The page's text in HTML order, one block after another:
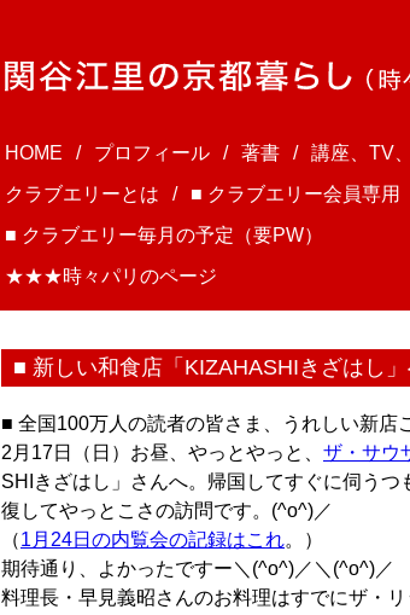
HOME プロフィール 著書
講座、TV
クラブエリーとは
■ クラブエリー会員専用
■ クラブエリー毎月の予定（要PW）
★★★時々パリのページ
■ 新しい和食店「KIZAHASHIきざはし
■ 全国100万人の読者の皆さま、うれしい新店
2月17日（日）お昼、やっとやっと、 ザ・サウ
SHIきざはし」さんへ。帰国してすぐに伺うつ
復してやっとこさの訪問です。(^o^)／
（1月24日の内覧会の記録はこれ。）
期待通り、よかったですー＼(^o^)／＼(^o^)／
料理長・早見義昭さんのお料理はすでにザ・